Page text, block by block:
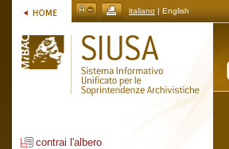
italiano | English
contrai l'albero